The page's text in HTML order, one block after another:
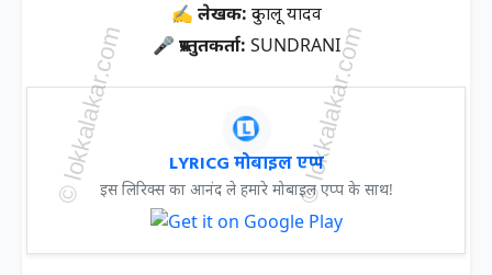
✍ लेखक: दुकालू यादव
🎤 प्रस्तुतकर्ता: SUNDRANI
LYRICG मोबाइल एप्प
इस लिरिक्स का आनंद ले हमारे मोबाइल एप्प के साथ!